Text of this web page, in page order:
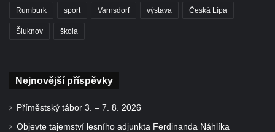
Rumburk sport Varnsdorf výstava Česká Lípa
Šluknov škola
Nejnovější příspěvky
Příměstský tábor 3. – 7. 8. 2026
Objevte tajemství lesního adjunkta Ferdinanda Náhlíka